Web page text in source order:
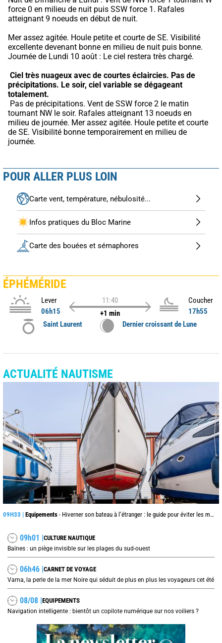
force 0 en milieu de nuit puis SSW force 1. Rafales
atteignant 9 noeuds en début de nuit.
Mer assez agitée. Houle petite et courte de SE. Visibilité
excellente devenant bonne en milieu de nuit puis bonne.
Journée de Lundi 10 août : Le ciel restera très chargé.
Ciel très nuageux avec de courtes éclaircies. Pas de
précipitations. Le soir, ciel variable se dégageant
totalement.
tournant NW le soir. Rafales atteignant 13 noeuds en
milieu de journée. Mer assez agitée. Houle petite et courte
de SE. Visibilité bonne temporairement en milieu de
journée.
POUR ALLER PLUS LOIN
Carte vent, température, nébulosité...
Infos pratiques du Bloc Marine
Carte des bouées et sémaphores
ÉPHÉMÉRIDE
Lever
06h15
11:40
+1 min
Coucher
17h55
Saint Laurent
Dernier croissant de Lune
ACTUALITÉ NAUTISME
09H33 | Equipements - Hiverner son bateau à l’étranger : le guide pour éviter les mauvaises surprises
09h01 |CULTURE NAUTIQUE
Baïnes : un piège invisible sur les plages du sud-ouest
06h46 |CARNET DE VOYAGE
Varna, la perle de la mer Noire qui séduit de plus en plus les voyageurs cet été
08/08 |EQUIPEMENTS
Navigation intelligente : bientôt un copilote numérique sur nos voiliers ?